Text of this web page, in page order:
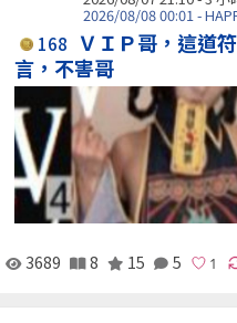
2026/08/08 00:01 -
168
ＶＩＰ哥，這道
言，不害哥
3689 8 15 5